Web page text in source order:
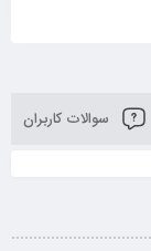
سوالات کاربران